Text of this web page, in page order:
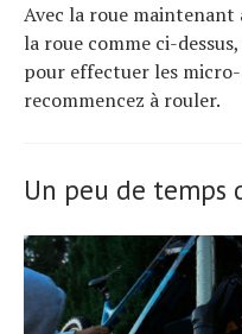
Avec la roue
la roue comme ci-
pour effectuer les
recommencez à rouler.
Un peu de temps